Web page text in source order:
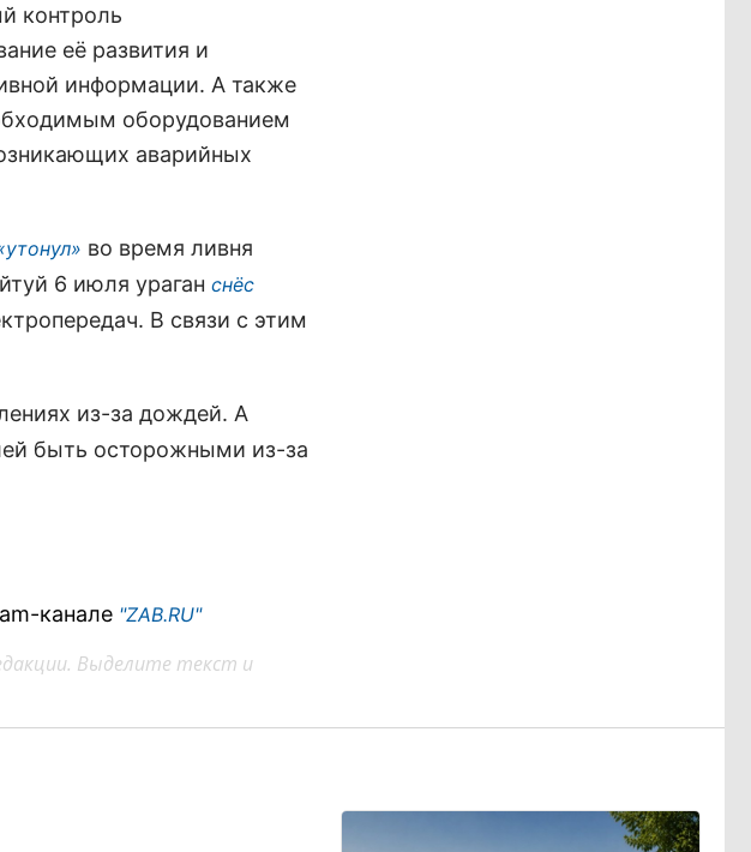
контроль
её развития и
информации. А также
оборудованием
аварийных
во время ливня
6 июля ураган снёс
В связи с этим
из-за дождей. А
быть осторожными из-за
канале "ZAB.RU"
Выделите текст и